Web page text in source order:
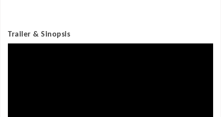
Trailer & Sinopsis